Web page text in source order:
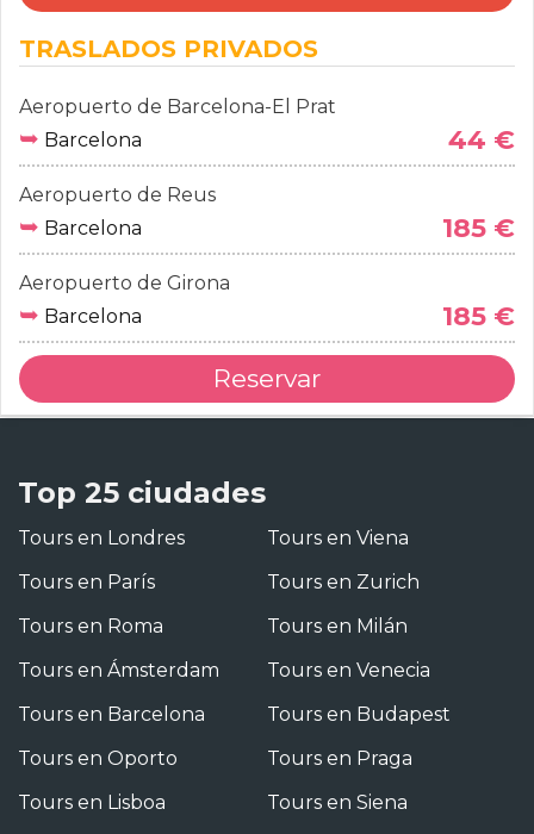
TRASLADOS PRIVADOS
Aeropuerto de Barcelona-El Prat
➥ Barcelona 44 €
Aeropuerto de Reus
➥ Barcelona 185 €
Aeropuerto de Girona
➥ Barcelona 185 €
Reservar
Top 25 ciudades
Tours en Londres
Tours en París
Tours en Roma
Tours en Ámsterdam
Tours en Barcelona
Tours en Oporto
Tours en Lisboa
Tours en Viena
Tours en Zurich
Tours en Milán
Tours en Venecia
Tours en Budapest
Tours en Praga
Tours en Siena